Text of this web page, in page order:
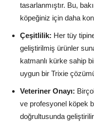
tasarlanmıştır. Bu,
köpeğiniz için daha
Çeşitlilik: Her tüy
geliştirilmiş ürünler
katmanlı kürke sahip
uygun bir Trixie
Veteriner Onayı:
ve profesyonel köpek
doğrultusunda